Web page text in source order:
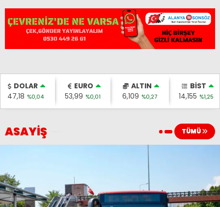
DOLAR
47,18 %0,04
EURO
53,99 %0,01
ALTIN
6,109 %0,27
BİST
14,155 %1,25
ASAYİŞ TÜMÜ